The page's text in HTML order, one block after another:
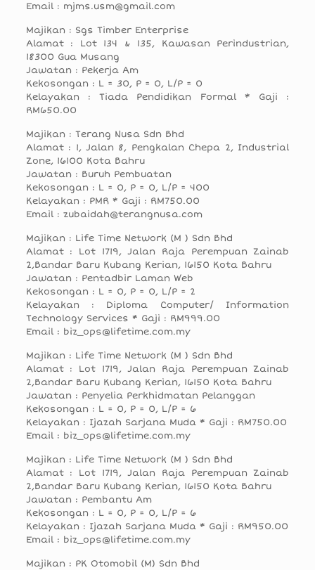
Email : mjms.usm@gmail.com
Majikan : Sgs Timber Enterprise
Alamat : Lot 134 & 135, Kawasan Perindustrian,
18300 Gua Musang
Jawatan : Pekerja Am
Kekosongan : L = 30, P = 0, L/P = 0
Kelayakan : Tiada Pendidikan Formal * Gaji :
RM650.00
Majikan : Terang Nusa Sdn Bhd
Alamat : 1, Jalan 8, Pengkalan Chepa 2, Industrial
Zone, 16100 Kota Bahru
Jawatan : Buruh Pembuatan
Kekosongan : L = 0, P = 0, L/P = 400
Kelayakan : PMR * Gaji : RM750.00
Email : zubaidah@terangnusa.com
Majikan : Life Time Network (M ) Sdn Bhd
Alamat : Lot 1719, Jalan Raja Perempuan Zainab
2,Bandar Baru Kubang Kerian, 16150 Kota Bahru
Jawatan : Pentadbir Laman Web
Kekosongan : L = 0, P = 0, L/P = 2
Kelayakan : Diploma Computer/ Information
Technology Services * Gaji : RM999.00
Email : biz_ops@lifetime.com.my
Majikan : Life Time Network (M ) Sdn Bhd
Alamat : Lot 1719, Jalan Raja Perempuan Zainab
2,Bandar Baru Kubang Kerian, 16150 Kota Bahru
Jawatan : Penyelia Perkhidmatan Pelanggan
Kekosongan : L = 0, P = 0, L/P = 6
Kelayakan : Ijazah Sarjana Muda * Gaji : RM750.00
Email : biz_ops@lifetime.com.my
Majikan : Life Time Network (M ) Sdn Bhd
Alamat : Lot 1719, Jalan Raja Perempuan Zainab
2,Bandar Baru Kubang Kerian, 16150 Kota Bahru
Jawatan : Pembantu Am
Kekosongan : L = 0, P = 0, L/P = 6
Kelayakan : Ijazah Sarjana Muda * Gaji : RM950.00
Email : biz_ops@lifetime.com.my
Majikan : PK Otomobil (M) Sdn Bhd